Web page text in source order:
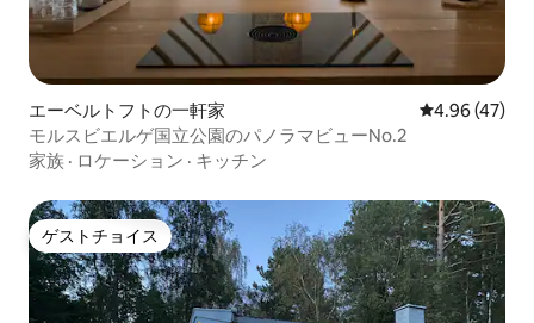
エーベルトフトの一軒家 レビュー47
4.96 (47)
モルスビエルゲ国立公園のパノラマビューNo.2
家族 · ロケーション · キッチン
ゲストチョイス
ゲストチョイス